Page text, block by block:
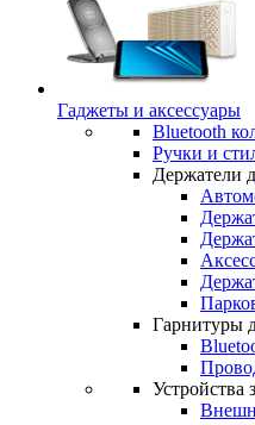
Гаджеты и аксессуары
Bluetooth
Ручки и
Держатели
Гарнитуры
Устройства